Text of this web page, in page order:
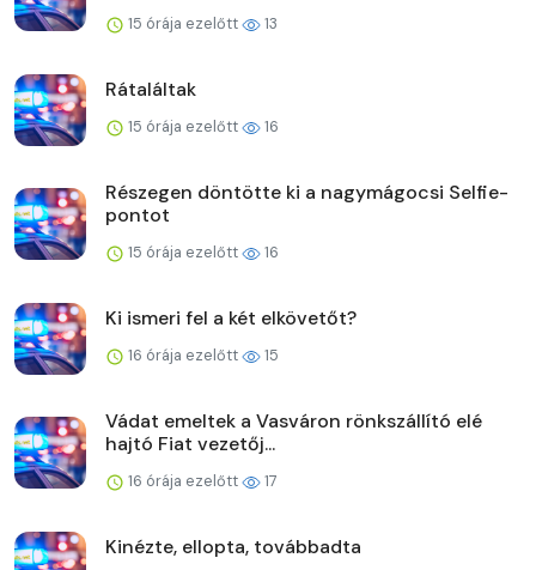
15 órája ezelőtt 13
Rátaláltak
15 órája ezelőtt 16
Részegen döntötte ki a nagymágocsi Selfie-
pontot
15 órája ezelőtt 16
Ki ismeri fel a két elkövetőt?
16 órája ezelőtt 15
Vádat emeltek a Vasváron rönkszállító elé
hajtó Fiat vezetőj...
16 órája ezelőtt 17
Kinézte, ellopta, továbbadta